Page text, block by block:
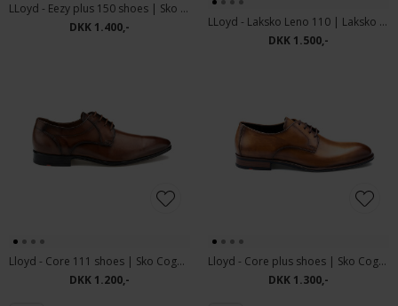
LLoyd - Eezy plus 150 shoes | Sko Black
DKK 1.400,-
LLoyd - Laksko Leno 110 | Laksko Sort
DKK 1.500,-
Lloyd - Core 111 shoes | Sko Cognac
DKK 1.200,-
Lloyd - Core plus shoes | Sko Cognac
DKK 1.300,-